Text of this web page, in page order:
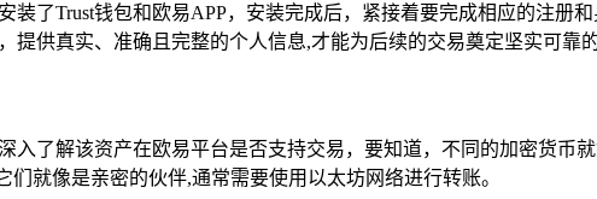
了Trust钱包和欧易APP，安装完成后，紧接着要完成相应的注册
供真实、准确且完整的个人信息,才能为后续的交易奠定坚实可靠的
入了解该资产在欧易平台是否支持交易，要知道，不同的加密货币
就像是亲密的伙伴,通常需要使用以太坊网络进行转账。